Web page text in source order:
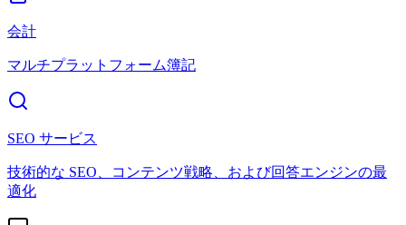
会計
マルチプラットフォーム簿記
SEO サービス
技術的な SEO、コンテンツ戦略、および回答エンジンの最
適化